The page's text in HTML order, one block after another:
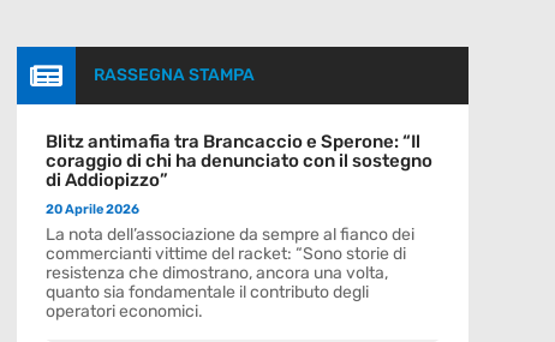
 RASSEGNA STAMPA
Blitz antimafia tra Brancaccio e Sperone: “Il
coraggio di chi ha denunciato con il sostegno
di Addiopizzo”
20 Aprile 2026
La nota dell’associazione da sempre al fianco dei
commercianti vittime del racket: “Sono storie di
resistenza che dimostrano, ancora una volta,
quanto sia fondamentale il contributo degli
operatori economici.